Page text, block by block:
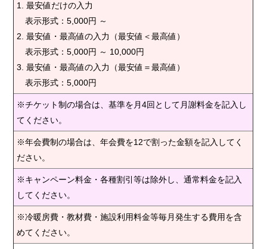
1. 最安値だけの入力
表示形式：5,000円 ～
2. 最安値・最高値の入力（最安値＜最高値）
表示形式：5,000円 ～ 10,000円
3. 最安値・最高値の入力（最安値＝最高値）
表示形式：5,000円
※チケット制の場合は、基準を月4回として月謝料金を記入し
てください。
※年会費制の場合は、年会費を12で割った金額を記入してく
ださい。
※キャンペーン料金・各種割引等は除外し、通常料金を記入
してください。
※冷暖房費・教材費・施設利用料金等毎月発生する費用を含
めてください。